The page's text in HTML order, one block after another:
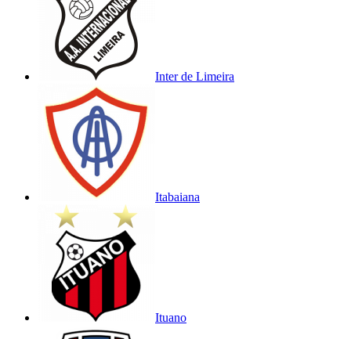
Inter de Limeira
Itabaiana
Ituano